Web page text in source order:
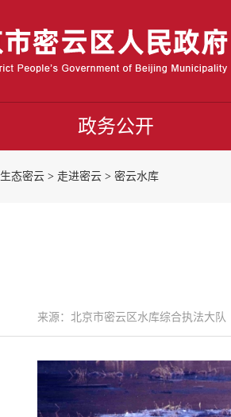
政务公开
生态密云 > 走进密云 > 密云水库
来源：北京市密云区水库综合执法大队